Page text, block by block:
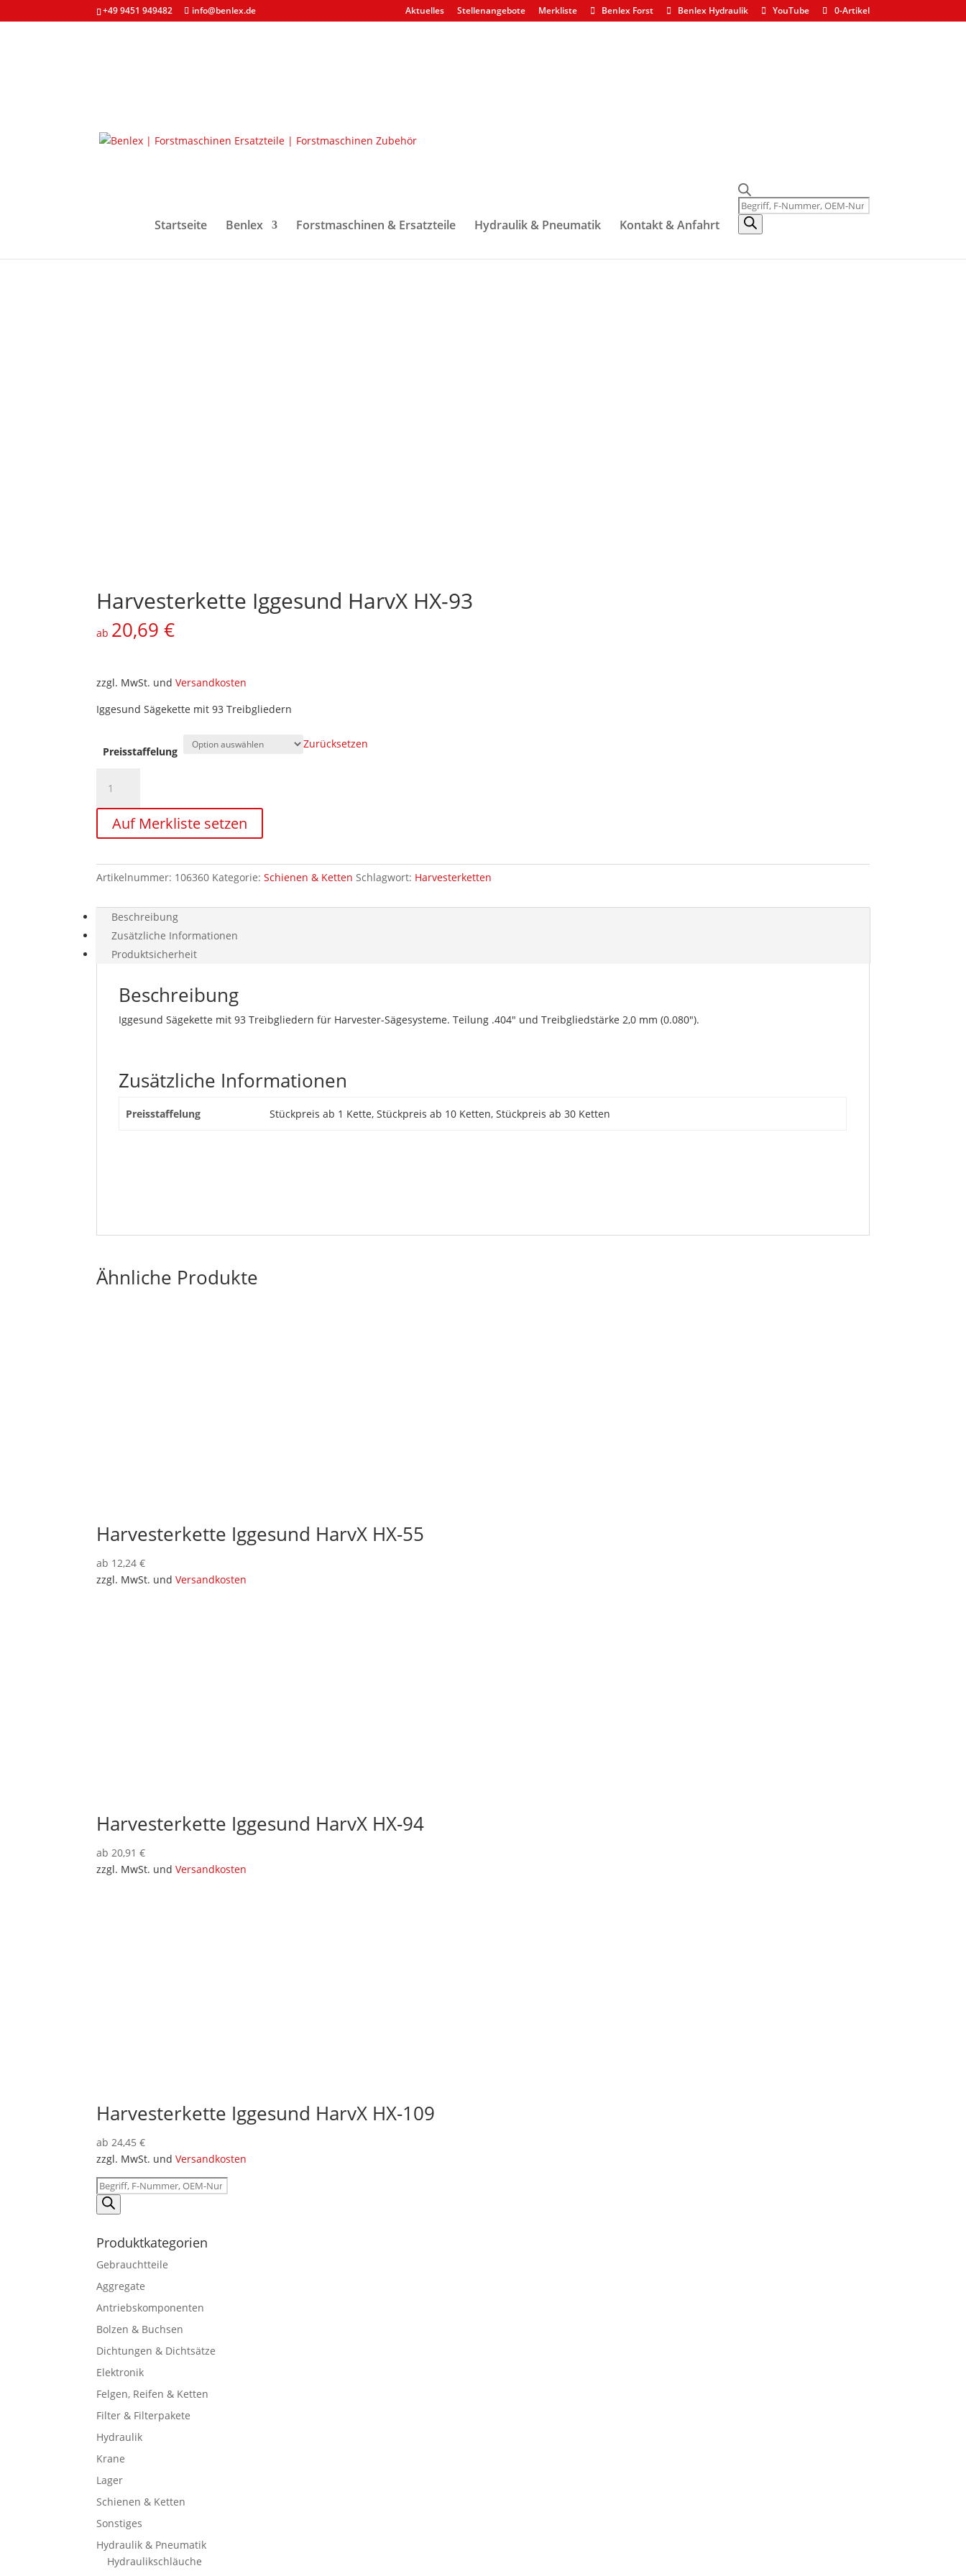
+49 9451 949482 info@benlex.de Aktuelles Stellenangebote Merkliste Benlex Forst Benlex Hydraulik YouTube 0-Artikel
Startseite Benlex Forstmaschinen & Ersatzteile Hydraulik & Pneumatik Kontakt & Anfahrt
Products
search
Start
Harvesterkette Iggesund HarvX HX-93
ab 20,69€
zzgl. MwSt. undVersandkosten
Iggesund Sägekette mit 93 Treibgliedern
Preisstaffelung
Zurücksetzen
Iggesund
HarvX
HX-
93
Auf Merkliste setzen
Artikelnummer: 106360 Kategorie:Schienen & Ketten Schlagwort: Harvesterketten
Beschreibung
Zusätzliche Informationen
Produktsicherheit
Beschreibung
Iggesund Sägekette mit 93 Treibgliedern für Harvester-Sägesysteme. Teilung .404″ und Treibgliedstärke 2,0 mm (0.080″).
Zusätzliche Informationen
Preisstaffelung Stückpreis ab 1 Kette, Stückpreis ab 10 Ketten, Stückpreis ab 30 Ketten
Ähnliche Produkte
Harvesterkette Iggesund HarvX HX-55
ab 12,24€
zzgl. MwSt. undVersandkosten
Harvesterkette Iggesund HarvX HX-94
ab 20,91€
zzgl. MwSt. undVersandkosten
Harvesterkette Iggesund HarvX HX-109
ab 24,45€
zzgl. MwSt. undVersandkosten
Products
search
Produktkategorien
Gebrauchtteile
Aggregate
Antriebskomponenten
Bolzen & Buchsen
Dichtungen & Dichtsätze
Elektronik
Felgen, Reifen & Ketten
Filter & Filterpakete
Hydraulik
Krane
Lager
Schienen & Ketten
Sonstiges
Hydraulik & Pneumatik
Hydraulikschläuche